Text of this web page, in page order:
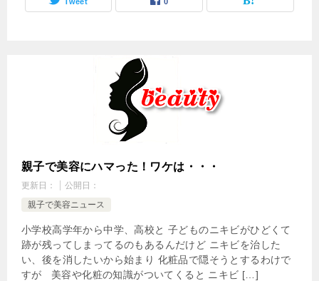
親子で美容にハマった！ワケは・・・
更新日：
公開日：
親子で美容ニュース
小学校高学年から中学、高校と 子どものニキビがひどくて
跡が残ってしまってるのもあるんだけど ニキビを治した
い、後を消したいから始まり 化粧品で隠そうとするわけで
すが 美容や化粧の知識がついてくると ニキビ […]